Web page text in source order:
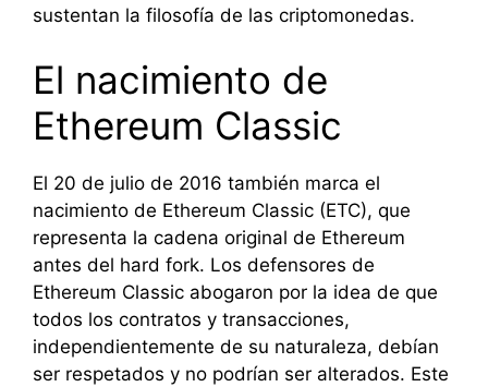
sustentan la filosofía de las criptomonedas.
El nacimiento de
Ethereum Classic
El 20 de julio de 2016 también marca el
nacimiento de Ethereum Classic (ETC), que
representa la cadena original de Ethereum
antes del hard fork. Los defensores de
Ethereum Classic abogaron por la idea de que
todos los contratos y transacciones,
independientemente de su naturaleza, debían
ser respetados y no podrían ser alterados. Este